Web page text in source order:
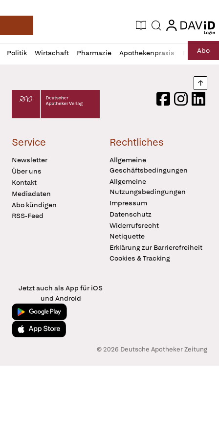
Deutsche Apotheker Zeitung
Aktuelle Ausgabe
Suche login
login
Politik Wirtschaft Pharmazie Apothekenpraxis RechtAbo
Profil
öffnen
Daz
Pur
Deutscher Apotheker Verlag Logo
FacebookInstagram
Service
Newsletter
Über uns
Kontakt
Mediadaten
Abo kündigen
RSS-Feed
Rechtliches
Allgemeine
Geschäftsbedingungen
Allgemeine
Nutzungsbedingungen
Impressum
Datenschutz
Widerrufsrecht
Netiquette
Erklärung zur Barrierefreiheit
Cookies & Tracking
Jetzt auch als App für iOS
und Android
Jetzt bei Google Play
Laden im App Store
© 2026 Deutsche Apotheker Zeitung